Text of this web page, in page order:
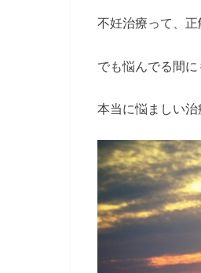
不妊治療って、正
でも悩んでる間に
本当に悩ましい治